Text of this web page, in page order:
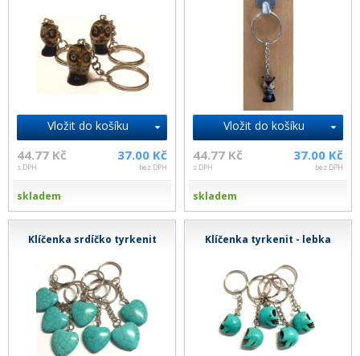
Vložit do košíku
44.77 Kč
s DPH
37.00 Kč
bez DPH
skladem
Vložit do košíku
44.77 Kč
s DPH
37.00 Kč
bez DPH
skladem
Klíčenka srdíčko tyrkenit Klíčenka tyrkenit - lebka